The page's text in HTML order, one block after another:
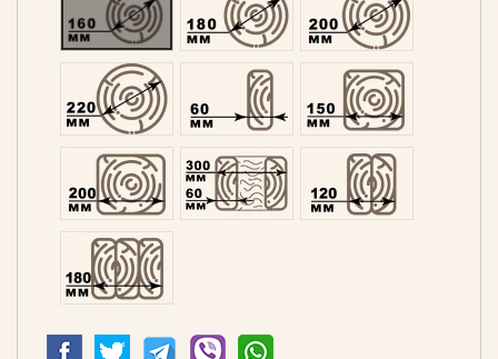
Оцилиндрованний 220Профилированний 60Профилированний
Профилированний 200Двойной 300 Клееный 120
Клееный 180